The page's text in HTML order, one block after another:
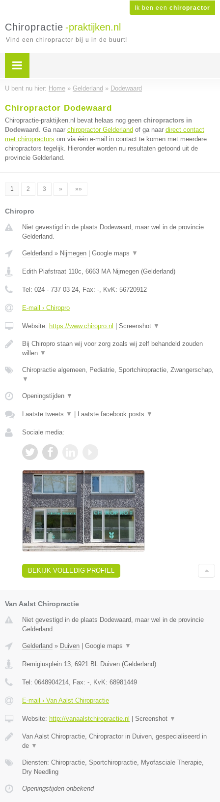
Ik ben een chiropractor
Chiropractie -praktijken.nl
Vind een chiropractor bij u in de buurt!
U bent nu hier: Home » Gelderland » Dodewaard
Chiropractor Dodewaard
Chiropractie-praktijken.nl bevat helaas nog geen chiropractors in
Dodewaard . Ga naar chiropractor Gelderland of ga naar direct contact
met chiropractors om via één e-mail in contact te komen met meerdere
chiropractors tegelijk. Hieronder worden nu resultaten getoond uit de
provincie Gelderland.
1 2 3 » »»
Chiropro
Niet gevestigd in de plaats Dodewaard, maar wel in de provincie
Gelderland.
Gelderland » Nijmegen Google maps ▼
Edith Piafstraat 110c, 6663 MA Nijmegen (Gelderland)
Tel: 024 - 737 03 24, Fax: -, KvK: 56720912
E-mail › Chiropro
Website: https://www.chiropro.nl Screenshot ▼
Bij Chiropro staan wij voor zorg zoals wij zelf behandeld zouden
willen ▼
Chiropractie algemeen, Pediatrie, Sportchiropractie, Zwangerschap,
▼
Openingstijden ▼
Laatste tweets ▼ Laatste facebook posts ▼
Sociale media:
BEKIJK VOLLEDIG PROFIEL
Van Aalst Chiropractie
Niet gevestigd in de plaats Dodewaard, maar wel in de provincie
Gelderland.
Gelderland » Duiven | Google maps ▼
Remigiusplein 13 6921 BL Duiven (Gelderland)
Tel: 0648904214 , Fax: - , KvK: 68981449
E-mail › Van Aalst Chiropractie
Website: http://vanaalstchiropractie.nl | Screenshot ▼
Van Aalst Chiropractie, Chiropractor in Duiven, gespecialiseerd in
de ▼
Diensten: Chiropractie, Sportchiropractie, Myofasciale Therapie,
Dry Needling
Openingstijden onbekend